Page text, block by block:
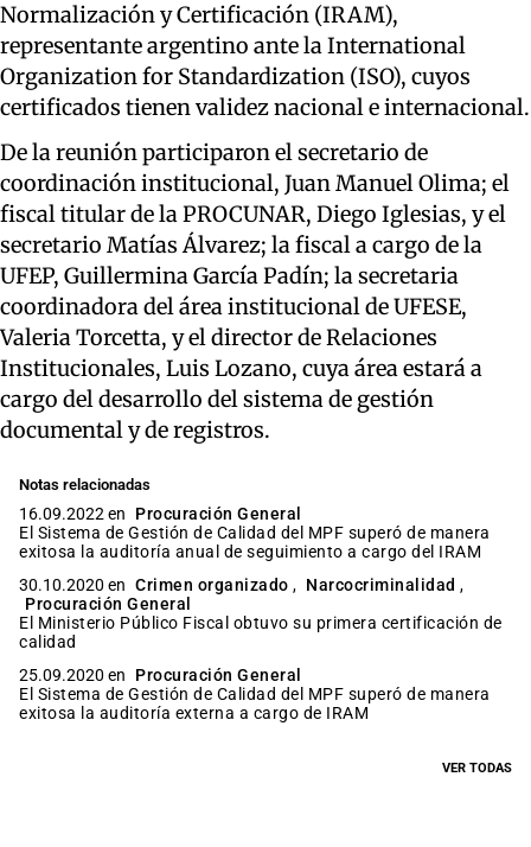
Normalización y Certificación (IRAM),
representante argentino ante la International
Organization for Standardization (ISO), cuyos
certificados tienen validez nacional e internacional.
De la reunión participaron el secretario de
coordinación institucional, Juan Manuel Olima; el
fiscal titular de la PROCUNAR, Diego Iglesias, y el
secretario Matías Álvarez; la fiscal a cargo de la
UFEP, Guillermina García Padín; la secretaria
coordinadora del área institucional de UFESE,
Valeria Torcetta, y el director de Relaciones
Institucionales, Luis Lozano, cuya área estará a
cargo del desarrollo del sistema de gestión
documental y de registros.
Notas relacionadas
16.09.2022 en
Procuración General
El Sistema de Gestión de Calidad del MPF superó de manera
exitosa la auditoría anual de seguimiento a cargo del IRAM
30.10.2020 en Crimen organizado , Narcocriminalidad ,
Procuración General
El Ministerio Público Fiscal obtuvo su primera certificación de
calidad
25.09.2020 en
Procuración General
El Sistema de Gestión de Calidad del MPF superó de manera
exitosa la auditoría externa a cargo de IRAM
VER TODAS